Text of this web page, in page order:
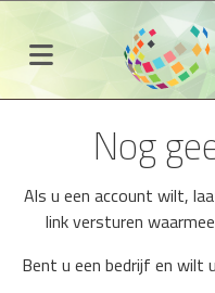
Nog
Als u een account wilt,
link versturen
Bent u een bedrijf en wilt